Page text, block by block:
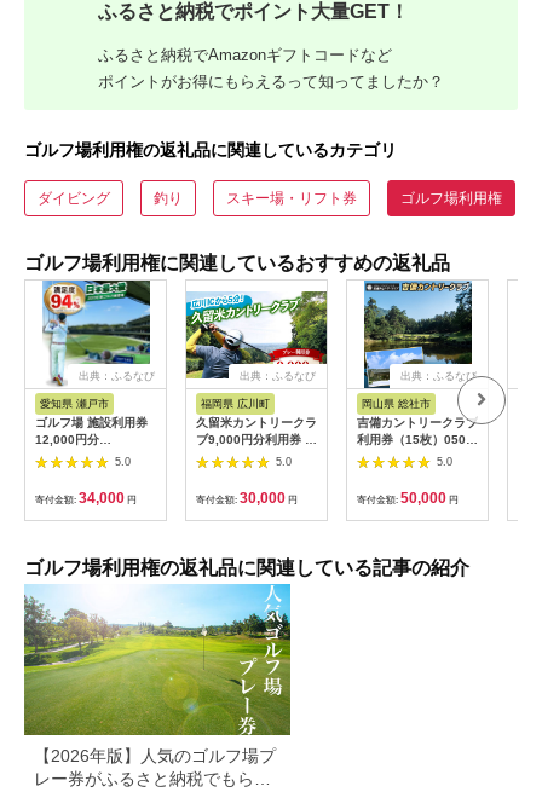
ふるさと納税でポイント大量GET！
ふるさと納税でAmazonギフトコードなど
ポイントがお得にもらえるって知ってましたか？
ゴルフ場利用権の返礼品に関連しているカテゴリ
ダイビング 釣り スキー場・リフト券 ゴルフ場利用権
ゴルフ場利用権に関連しているおすすめの返礼品
出典：ふるなび
愛知県 瀬戸市
ゴルフ場 施設利用券
12,000円分
[BBEC002]ゴルフ倶
楽部大樹 瀬戸店
5.0
寄付金額: 34,000 円
出典：ふるなび
福岡県 広川町
久留米カントリークラ
ブ9,000円分利用券 /
ゴルフ[AFAD007]
5.0
寄付金額: 30,000 円
出典：ふるなび
岡山県 総社市
吉備カントリークラブ
利用券（15枚）050-
005
5.0
寄付金額: 50,000 円
ゴルフ場利用権の返礼品に関連している記事の紹介
【2026年版】人気のゴルフ場プ
レー券がふるさと納税でもらえ